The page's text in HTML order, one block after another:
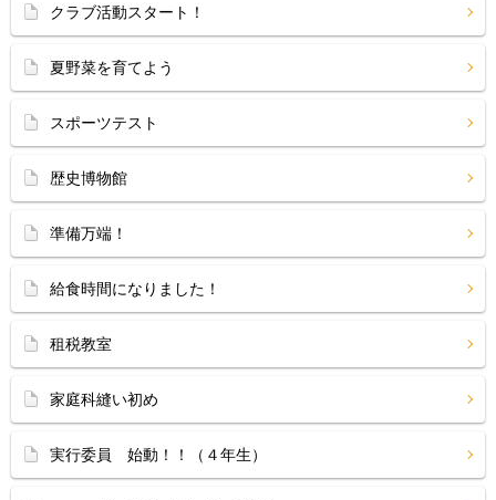
クラブ活動スタート！
夏野菜を育てよう
スポーツテスト
歴史博物館
準備万端！
給食時間になりました！
租税教室
家庭科縫い初め
実行委員 始動！！（４年生）